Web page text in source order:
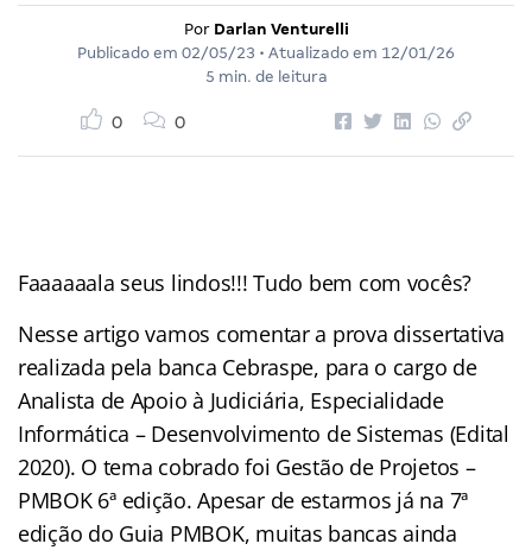
Por Darlan Venturelli
Publicado em 02/05/23 • Atualizado em 12/01/26
5 min. de leitura
0 0
Faaaaaala seus lindos!!! Tudo bem com vocês?
Nesse artigo vamos comentar a prova dissertativa
realizada pela banca Cebraspe, para o cargo de
Analista de Apoio à Judiciária, Especialidade
Informática – Desenvolvimento de Sistemas (Edital
2020). O tema cobrado foi Gestão de Projetos –
PMBOK 6ª edição. Apesar de estarmos já na 7ª
edição do Guia PMBOK, muitas bancas ainda